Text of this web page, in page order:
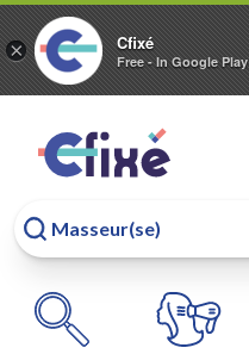
× Cfixé
Free - In Google Play